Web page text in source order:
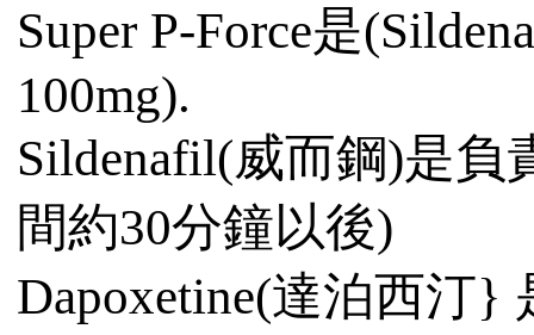
Super P-Force是
100mg).
Sildenafil(威而鋼)是
間約30分鐘以後)
Dapoxetine(達泊西汀}